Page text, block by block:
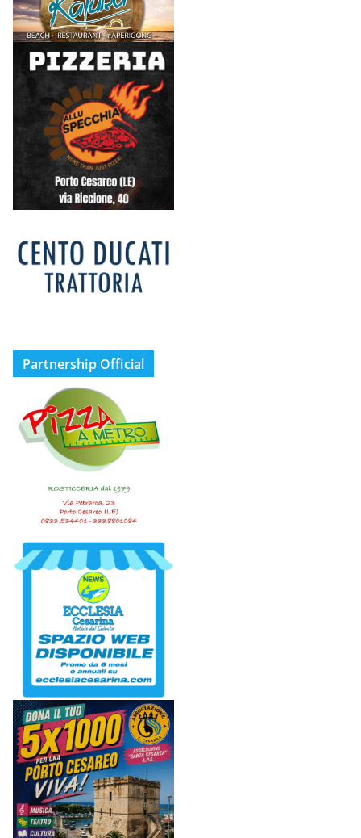
Partnership Official